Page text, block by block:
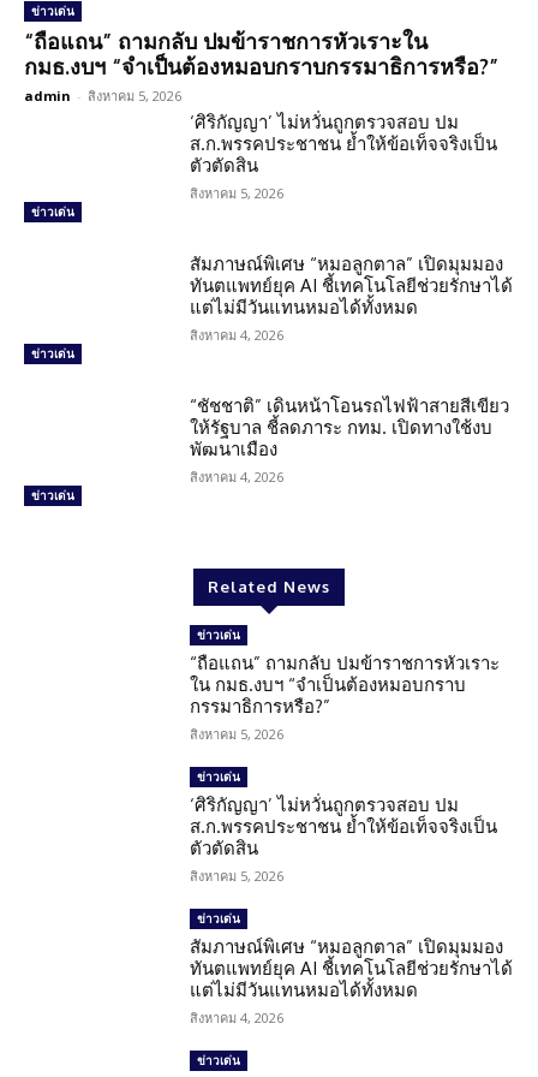
ข่าวเด่น
“ถือแถน” ถามกลับ ปมข้าราชการหัวเราะใน
กมธ.งบฯ “จำเป็นต้องหมอบกราบกรรมาธิการหรือ?”
admin - สิงหาคม 5, 2026
ข่าวเด่น
‘ศิริกัญญา’ ไม่หวั่นถูกตรวจสอบ ปม
ส.ก.พรรคประชาชน ย้ำให้ข้อเท็จจริงเป็น
ตัวตัดสิน
สิงหาคม 5, 2026
ข่าวเด่น
สัมภาษณ์พิเศษ “หมอลูกตาล” เปิดมุมมอง
ทันตแพทย์ยุค AI ชี้เทคโนโลยีช่วยรักษาได้
แต่ไม่มีวันแทนหมอได้ทั้งหมด
สิงหาคม 4, 2026
ข่าวเด่น
“ชัชชาติ” เดินหน้าโอนรถไฟฟ้าสายสีเขียว
ให้รัฐบาล ชี้ลดภาระ กทม. เปิดทางใช้งบ
พัฒนาเมือง
สิงหาคม 4, 2026
Related News
ข่าวเด่น
“ถือแถน” ถามกลับ ปมข้าราชการหัวเราะ
ใน กมธ.งบฯ “จำเป็นต้องหมอบกราบ
กรรมาธิการหรือ?”
สิงหาคม 5, 2026
ข่าวเด่น
‘ศิริกัญญา’ ไม่หวั่นถูกตรวจสอบ ปม
ส.ก.พรรคประชาชน ย้ำให้ข้อเท็จจริงเป็น
ตัวตัดสิน
สิงหาคม 5, 2026
ข่าวเด่น
สัมภาษณ์พิเศษ “หมอลูกตาล” เปิดมุมมอง
ทันตแพทย์ยุค AI ชี้เทคโนโลยีช่วยรักษาได้
แต่ไม่มีวันแทนหมอได้ทั้งหมด
สิงหาคม 4, 2026
ข่าวเด่น